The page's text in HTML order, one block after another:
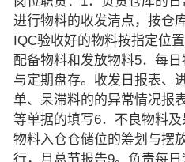
进行物料的收发清点，按仓
IQC验收好的物料按指定位
配备物料和发放物料5．每
与定期盘存。收发日报表、
单、呆滞料的的异常情况报
等单据的填写6．不良物料及
物料入仓仓储位的筹划与摆
行，月总节报告9。负责每日